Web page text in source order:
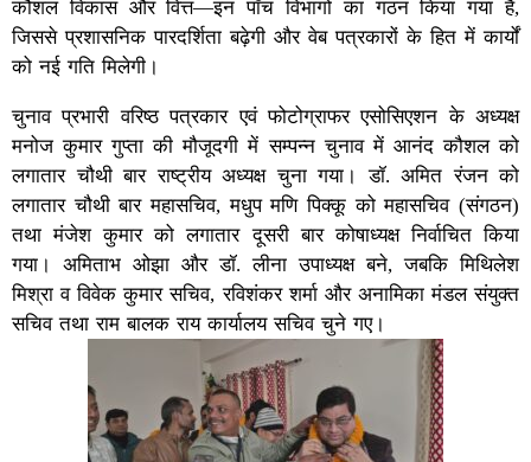
कौशल विकास और वित्त—इन पाँच विभागों का गठन किया गया है,
जिससे प्रशासनिक पारदर्शिता बढ़ेगी और वेब पत्रकारों के हित में कार्यों
को नई गति मिलेगी।
चुनाव प्रभारी वरिष्ठ पत्रकार एवं फोटोग्राफर एसोसिएशन के अध्यक्ष
मनोज कुमार गुप्ता की मौजूदगी में सम्पन्न चुनाव में आनंद कौशल को
लगातार चौथी बार राष्ट्रीय अध्यक्ष चुना गया। डॉ. अमित रंजन को
लगातार चौथी बार महासचिव, मधुप मणि पिक्कू को महासचिव (संगठन)
तथा मंजेश कुमार को लगातार दूसरी बार कोषाध्यक्ष निर्वाचित किया
गया। अमिताभ ओझा और डॉ. लीना उपाध्यक्ष बने, जबकि मिथिलेश
मिश्रा व विवेक कुमार सचिव, रविशंकर शर्मा और अनामिका मंडल संयुक्त
सचिव तथा राम बालक राय कार्यालय सचिव चुने गए।